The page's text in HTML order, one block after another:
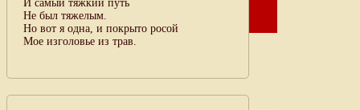
И самый тяжкий путь
Не был тяжелым.
Но вот я одна, и покрыто росой
Мое изголовье из трав.